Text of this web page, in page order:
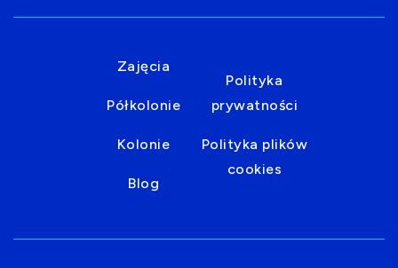
Zajęcia
Półkolonie
Kolonie
Blog
Polityka
prywatności
Polityka plików
cookies